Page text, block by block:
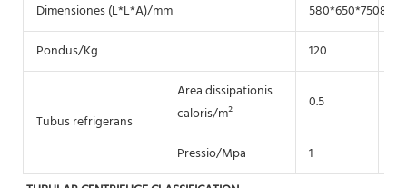
Dimensiones (L*L*A)/mm 580*650*7508
Pondus/Kg
120
Tubus refrigerans
Area dissipationis
caloris/m²
0.5
Pressio/Mpa 1